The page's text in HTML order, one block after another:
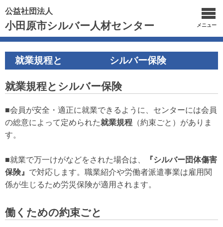
公益社団法人
小田原市シルバー人材センター メニュー
就業規程と シルバー保険
就業規程とシルバー保険
■会員が安全・適正に就業できるように、センターには会員
の総意によって定められた就業規程 （約束ごと）がありま
す。
■就業で万一けがなどをされた場合は、
『シルバー団体傷害
保険』 で対応します。職業紹介や労働者派遣事業は雇用関
係が生じるため労災保険が適用されます。
働くための約束ごと